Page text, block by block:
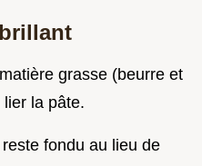
grasse (beurre et
la pâte.
fondu au lieu de